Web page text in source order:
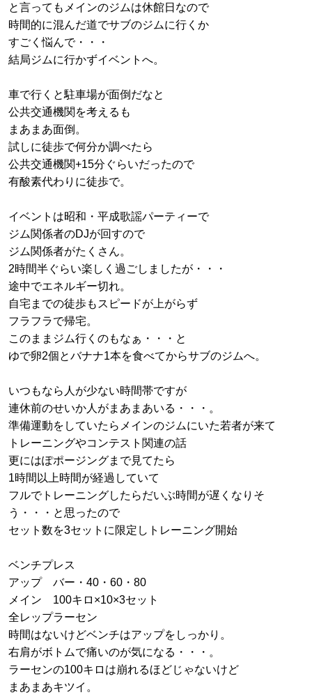
と言ってもメインのジムは休館日なので
時間的に混んだ道でサブのジムに行くか
すごく悩んで・・・
結局ジムに行かずイベントへ。
車で行くと駐車場が面倒だなと
公共交通機関を考えるも
まあまあ面倒。
試しに徒歩で何分か調べたら
公共交通機関+15分ぐらいだったので
有酸素代わりに徒歩で。
イベントは昭和・平成歌謡パーティーで
ジム関係者のDJが回すので
ジム関係者がたくさん。
2時間半ぐらい楽しく過ごしましたが・・・
途中でエネルギー切れ。
自宅までの徒歩もスピードが上がらず
フラフラで帰宅。
このままジム行くのもなぁ・・・と
ゆで卵2個とバナナ1本を食べてからサブのジムへ。
いつもなら人が少ない時間帯ですが
連休前のせいか人がまあまあいる・・・。
準備運動をしていたらメインのジムにいた若者が来て
トレーニングやコンテスト関連の話
更にはぽポージングまで見てたら
1時間以上時間が経過していて
フルでトレーニングしたらだいぶ時間が遅くなりそ
う・・・と思ったので
セット数を3セットに限定しトレーニング開始
ベンチプレス
アップ バー・40・60・80
メイン 100キロ×10×3セット
全レップラーセン
時間はないけどベンチはアップをしっかり。
右肩がボトムで痛いのが気になる・・・。
ラーセンの100キロは崩れるほどじゃないけど
まあまあキツイ。